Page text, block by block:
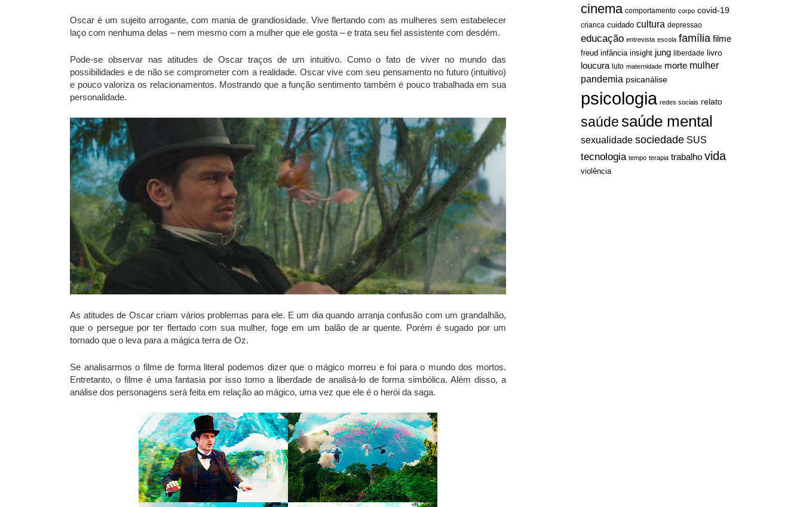
cinema comportamento corpo covid-19
crianca cuidado cultura depressao
educação entrevista escola família filme
freud infância insight jung liberdade livro
loucura luto maternidade morte mulher
pandemia psicanálise
psicologia redes sociais relato
saúdesaúde mental
sexualidade sociedade SUS
tecnologia tempo terapia trabalho vida
violência
Oscar é um sujeito arrogante, com mania de grandiosidade. Vive flertando com as mulheres sem estabelecer
laço com nenhuma delas – nem mesmo com a mulher que ele gosta – e trata seu fiel assistente com desdém.
Pode-se observar nas atitudes de Oscar traços de um intuitivo. Como o fato de viver no mundo das
possibilidades e de não se comprometer com a realidade. Oscar vive com seu pensamento no futuro (intuitivo)
e pouco valoriza os relacionamentos. Mostrando que a função sentimento também é pouco trabalhada em sua
personalidade.
As atitudes de Oscar criam vários problemas para ele. E um dia quando arranja confusão com um grandalhão,
que o persegue por ter flertado com sua mulher, foge em um balão de ar quente. Porém é sugado por um
tornado que o leva para a mágica terra de Oz.
Se analisarmos o filme de forma literal podemos dizer que o mágico morreu e foi para o mundo dos mortos.
Entretanto, o filme é uma fantasia por isso tomo a liberdade de analisá-lo de forma simbólica. Além disso, a
análise dos personagens será feita em relação ao mágico, uma vez que ele é o herói da saga.